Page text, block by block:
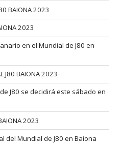
BAIONA 2023
2023
en el Mundial de J80 en
J80 BAIONA 2023
J80 se decidirá este sábado en
2023
del Mundial de J80 en Baiona